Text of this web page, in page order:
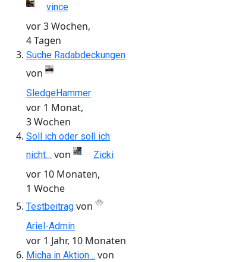
vince
vor 3 Wochen,
4 Tagen
Suche Radabdeckungen
von
SledgeHammer
vor 1 Monat,
3 Wochen
Soll ich oder soll ich
nicht… von Zicki
vor 10 Monaten,
1 Woche
Testbeitrag von
Ariel-Admin
vor 1 Jahr, 10 Monaten
Micha in Aktion… von